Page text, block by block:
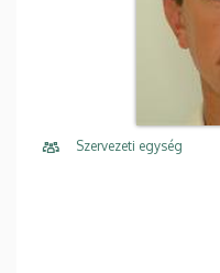
Szervezeti egység